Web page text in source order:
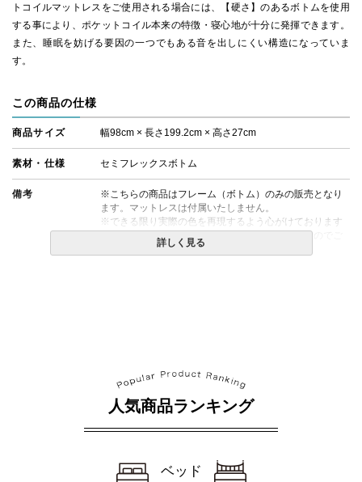
トコイルマットレスをご使用される場合には、【硬さ】のあるボトムを使用
する事により、ポケットコイル本来の特徴・寝心地が十分に発揮できます。
また、睡眠を妨げる要因の一つでもある音を出しにくい構造になっていま
す。
この商品の仕様
商品サイズ 幅98cm × 長さ199.2cm × 高さ27cm
素材・仕様 セミフレックスボトム
備考
※こちらの商品はフレーム（ボトム）のみの販売となり
ます。マットレスは付属いたしません。
※できる限り実際の色を再現するよう心がけております
が、閲覧環境により誤差がでる場合がございますのでご
了承ください。
詳しく見る
人気商品ランキング
ベッド